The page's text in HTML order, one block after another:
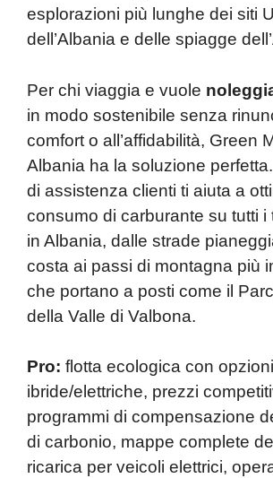
esplorazioni più lunghe dei siti
dell’Albania e delle spiagge
Per chi viaggia e vuole
in modo sostenibile senza
comfort o all’affidabilità, Green
Albania ha la soluzione
di assistenza clienti ti aiuta a
consumo di carburante su tutti i
in Albania, dalle strade
costa ai passi di montagna più
che portano a posti come il
della Valle di Valbona.
Pro: flotta ecologica con opzioni
ibride/elettriche, prezzi
programmi di compensazione
di carbonio, mappe complete
ricarica per veicoli elettrici,